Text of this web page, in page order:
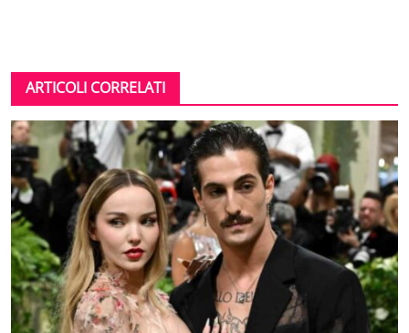
ARTICOLI CORRELATI